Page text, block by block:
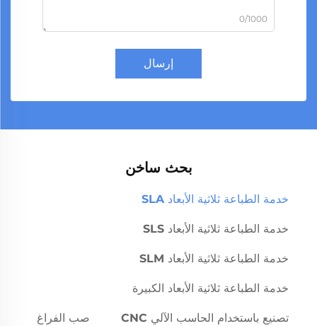
0/1000
إرسال
بحث ساخن
خدمة الطباعة ثلاثية الأبعاد SLA
خدمة الطباعة ثلاثية الأبعاد SLS
خدمة الطباعة ثلاثية الأبعاد SLM
خدمة الطباعة ثلاثية الأبعاد الكبيرة
تصنيع باستخدام الحاسب الآلي CNC صب الفراغ